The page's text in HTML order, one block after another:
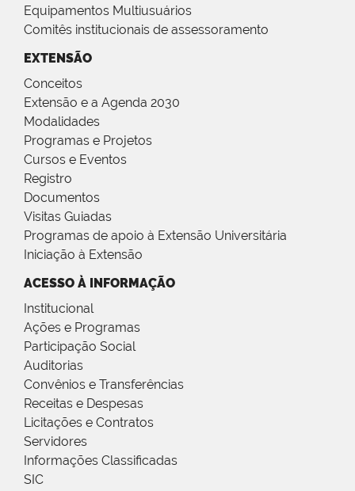
Equipamentos Multiusuários
Comitês institucionais de assessoramento
EXTENSÃO
Conceitos
Extensão e a Agenda 2030
Modalidades
Programas e Projetos
Cursos e Eventos
Registro
Documentos
Visitas Guiadas
Programas de apoio à Extensão Universitária
Iniciação à Extensão
ACESSO À INFORMAÇÃO
Institucional
Ações e Programas
Participação Social
Auditorias
Convênios e Transferências
Receitas e Despesas
Licitações e Contratos
Servidores
Informações Classificadas
SIC